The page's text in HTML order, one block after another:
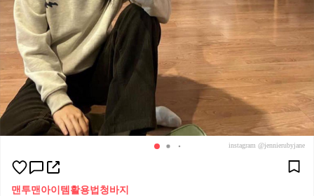
instagram @jennierubyjane
맨투맨아이템활용법 청바지